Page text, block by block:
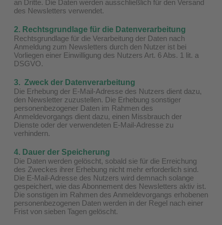
an Dritte. Die Daten werden ausschließlich für den Versand
des Newsletters verwendet.
2. Rechtsgrundlage für die Datenverarbeitung
Rechtsgrundlage für die Verarbeitung der Daten nach
Anmeldung zum Newsletters durch den Nutzer ist bei
Vorliegen einer Einwilligung des Nutzers Art. 6 Abs. 1 lit. a
DSGVO.
3. Zweck der Datenverarbeitung
Die Erhebung der E-Mail-Adresse des Nutzers dient dazu,
den Newsletter zuzustellen. Die Erhebung sonstiger
personenbezogener Daten im Rahmen des
Anmeldevorgangs dient dazu, einen Missbrauch der
Dienste oder der verwendeten E-Mail-Adresse zu
verhindern.
4. Dauer der Speicherung
Die Daten werden gelöscht, sobald sie für die Erreichung
des Zweckes ihrer Erhebung nicht mehr erforderlich sind.
Die E-Mail-Adresse des Nutzers wird demnach solange
gespeichert, wie das Abonnement des Newsletters aktiv ist.
Die sonstigen im Rahmen des Anmeldevorgangs erhobenen
personenbezogenen Daten werden in der Regel nach einer
Frist von sieben Tagen gelöscht.